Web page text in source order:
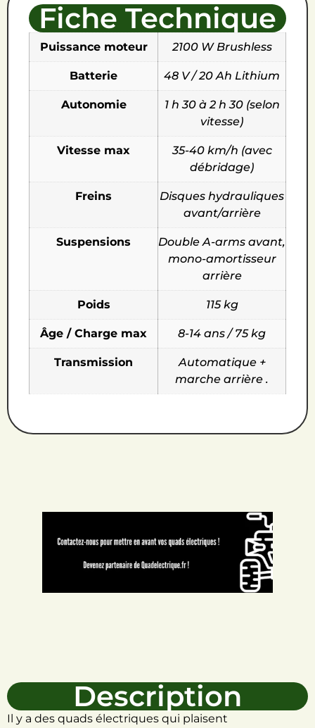
Fiche Technique
Puissance moteur 2100 W Brushless
Batterie 48 V / 20 Ah Lithium
Autonomie
1 h 30 à 2 h 30 (selon
vitesse)
Vitesse max
35-40 km/h (avec
débridage)
Freins
Disques hydrauliques
avant/arrière
Suspensions
Double A-arms avant,
mono-amortisseur
arrière
Poids 115 kg
Âge / Charge max 8-14 ans / 75 kg
Transmission
Automatique +
marche arrière .
Description
Il y a des quads électriques qui plaisent